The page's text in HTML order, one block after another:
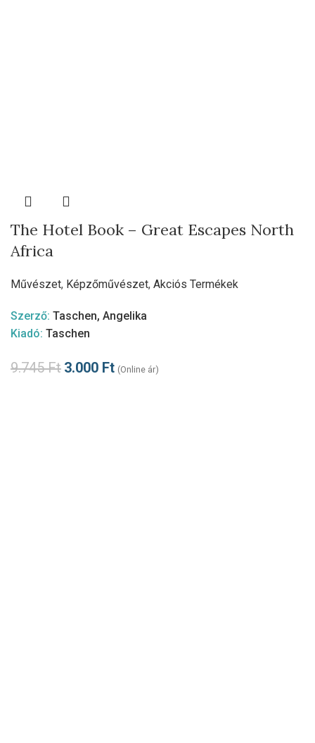
The Hotel Book – Great Escapes North
Africa
Művészet, Képzőművészet, Akciós Termékek
Szerző: Taschen, Angelika
Kiadó: Taschen
9.745Ft 3.000 Ft (Online ár)